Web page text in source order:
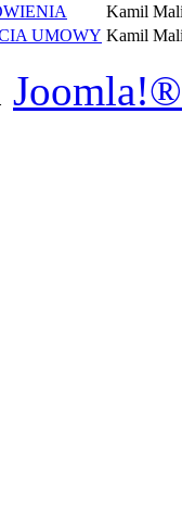
Kamil
UMOWY Kamil
Joomla!®